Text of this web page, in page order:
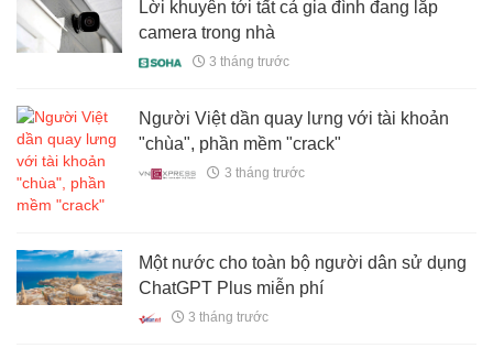
Lời khuyên tới tất cả gia đình đang lắp
camera trong nhà
3 tháng trước
Người Việt dần quay lưng với tài khoản
"chùa", phần mềm "crack"
3 tháng trước
Một nước cho toàn bộ người dân sử dụng
ChatGPT Plus miễn phí
3 tháng trước